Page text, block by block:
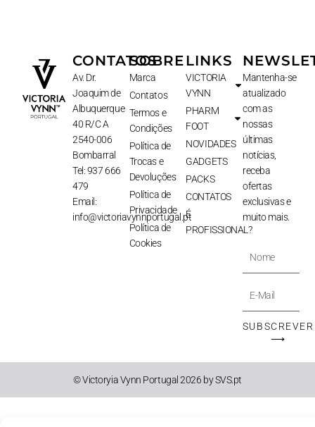
CONTATOS
Av. Dr.
Joaquim de
Albuquerque
40 R/C A
2540-006
Bombarral
Tel: 937 666
479
Email:
info@victoriavynnportugal.pt
SOBRE
Marca
Contatos
Termos e
Condições
Política de
Trocas e
Devoluções
Política de
Privacidade
Política de
Cookies
LINKS
VICTORIA
VYNN
PHARM
FOOT
NOVIDADES
GADGETS
PACKS
CONTATOS
É
PROFISSIONAL?
Mantenha-se
atualizado
com as
nossas
últimas
notícias,
receba
ofertas
exclusivas e
muito mais.
Nome
E-
Mail
SUBSCREVER
⟶
© Victoryia Vynn Portugal 2026 by SVS.pt